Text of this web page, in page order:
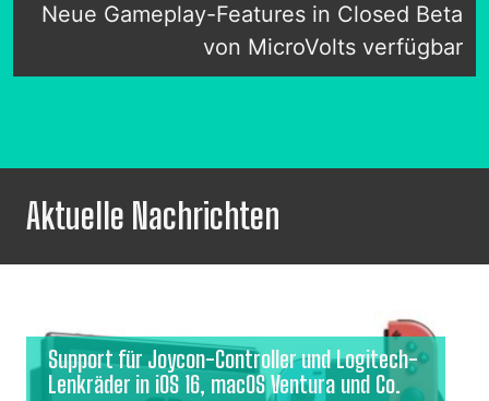
Neue Gameplay-Features in Closed Beta
von MicroVolts verfügbar
Aktuelle Nachrichten
Support für Joycon-Controller und Logitech-
Lenkräder in iOS 16, macOS Ventura und Co.